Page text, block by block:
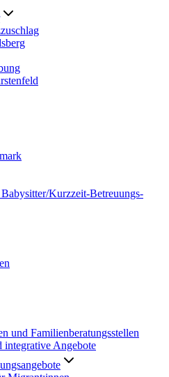
Kurzzeit-Betreuungs-
und Familienberatungsstellen
integrative Angebote